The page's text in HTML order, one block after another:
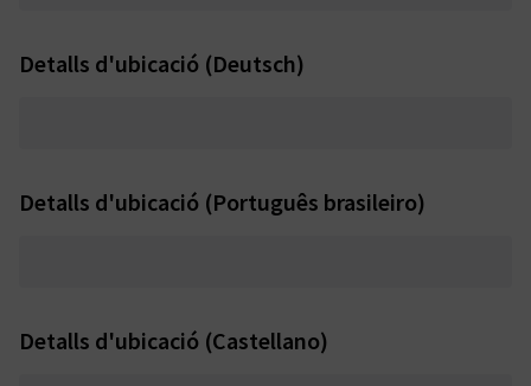
Detalls d'ubicació (Deutsch)
Detalls d'ubicació (Português brasileiro)
Detalls d'ubicació (Castellano)